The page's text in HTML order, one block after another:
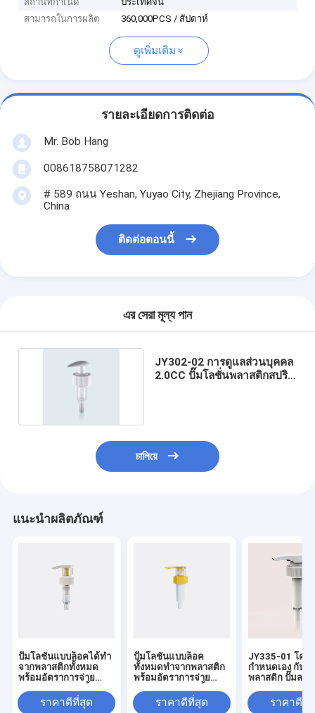
สามารถในการผลิต
360,000PCS / สัปดาห์
ดูเพิ่มเติม
รายละเอียดการติดต่อ
Mr. Bob Hang
008618758071282
# 589 ถนน Yeshan, Yuyao City, Zhejiang Province,
China
ติดต่อตอนนี้
এর সেরা মূল্য পান
JY302-02 การดูแลส่วนบุคคล
2.0CC ปั๊มโลชั่นพลาสติกสปริง
চালিয়ে
แนะนำผลิตภัณฑ์
ปั๊มโลชั่นแบบล็อคได้ทำ
จากพลาสติกทั้งหมด
พร้อมอัตราการจ่าย
สำหรับการใช้งานระดับ
มืออาชีพ
ราคาดีที่สุด
ปั๊มโลชั่นแบบล็อค
ทั้งหมดทำจากพลาสติก
พร้อมอัตราการจ่าย
สำหรับการใช้งานระดับ
มืออาชีพ
ราคาดีที่สุด
JY335-01 โคร
กําหนดเอง กันน้ํ
พลาสติก ปั๊มลงล็
ราคาดีที่